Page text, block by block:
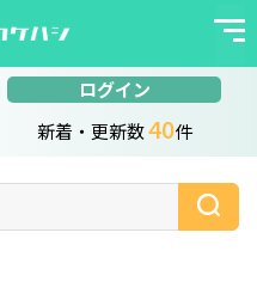
ログイン
新着・更新数40件